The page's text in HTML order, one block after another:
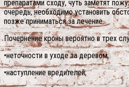
препаратами сходу, чуть заметят
очередь, необходимо установить
позже приниматься за лечение.
Почернение кроны вероятно в трех
•неточности в уходе за деревом;
•наступление вредителей;